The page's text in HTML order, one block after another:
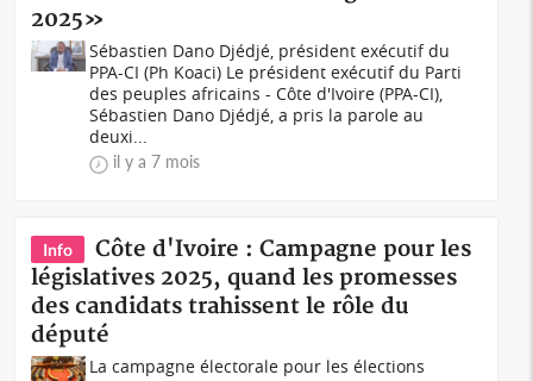
2025»
Sébastien Dano Djédjé, président exécutif du
PPA-CI (Ph Koaci) Le président exécutif du Parti
des peuples africains - Côte d'Ivoire (PPA-CI),
Sébastien Dano Djédjé, a pris la parole au
deuxi...
il y a 7 mois
Info
Côte d'Ivoire : Campagne pour les
législatives 2025, quand les promesses
des candidats trahissent le rôle du
député
La campagne électorale pour les élections